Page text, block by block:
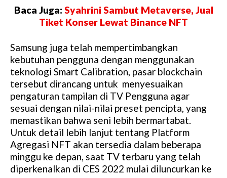
Baca Juga: Syahrini Sambut Metaverse, Jual
Tiket Konser Lewat Binance NFT
Samsung juga telah mempertimbangkan
kebutuhan pengguna dengan menggunakan
teknologi Smart Calibration, pasar blockchain
tersebut dirancang untuk menyesuaikan
pengaturan tampilan di TV Pengguna agar
sesuai dengan nilai-nilai preset pencipta, yang
memastikan bahwa seni lebih bermartabat.
Untuk detail lebih lanjut tentang Platform
Agregasi NFT akan tersedia dalam beberapa
minggu ke depan, saat TV terbaru yang telah
diperkenalkan di CES 2022 mulai diluncurkan ke